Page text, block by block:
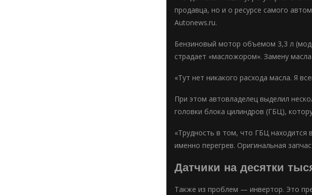
продавца, но и о ресурсе самого
Autonews.ru.
Бензиновый мотор объемом 3,3 л
страдает «масложором». Замену
«Тут нет никакого расхода масла. Я
При этом автовладелец выделил
головки блока цилиндров (ГБЦ),
«Трудность в том, что ГБЦ
именно перегрев. Оригинальная
Датчики на десятки
Также из проблем — инвертор. Это